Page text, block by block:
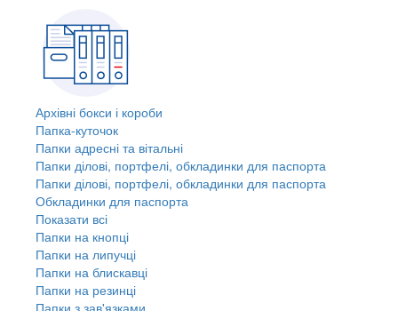
Архівні бокси і короби
Папка-куточок
Папки адресні та вітальні
Папки ділові, портфелі, обкладинки для паспорта
Папки ділові, портфелі, обкладинки для паспорта
Обкладинки для паспорта
Показати всі
Папки на кнопці
Папки на липучці
Папки на блискавці
Папки на резинці
Папки з зав'язками